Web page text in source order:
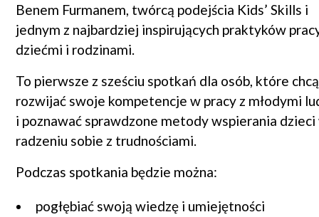
Benem Furmanem, twórcą podejścia Kids’ Skills i
jednym z najbardziej inspirujących praktyków
dziećmi i rodzinami.
To pierwsze z sześciu spotkań dla osób, które chcą
rozwijać swoje kompetencje w pracy z młodymi
i poznawać sprawdzone metody wspierania dzieci
radzeniu sobie z trudnościami.
Podczas spotkania będzie można:
pogłębiać swoją wiedzę i umiejętności